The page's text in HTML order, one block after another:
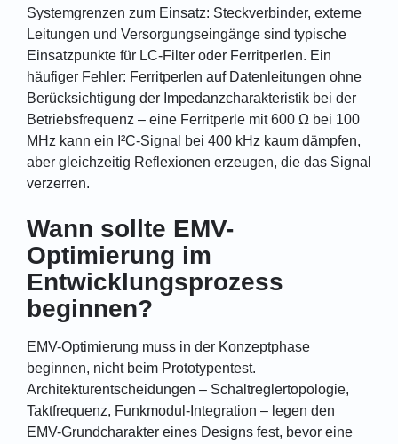
Systemgrenzen zum Einsatz: Steckverbinder, externe
Leitungen und Versorgungseingänge sind typische
Einsatzpunkte für LC-Filter oder Ferritperlen. Ein
häufiger Fehler: Ferritperlen auf Datenleitungen ohne
Berücksichtigung der Impedanzcharakteristik bei der
Betriebsfrequenz – eine Ferritperle mit 600 Ω bei 100
MHz kann ein I²C-Signal bei 400 kHz kaum dämpfen,
aber gleichzeitig Reflexionen erzeugen, die das Signal
verzerren.
Wann sollte EMV-
Optimierung im
Entwicklungsprozess
beginnen?
EMV-Optimierung muss in der Konzeptphase
beginnen, nicht beim Prototypentest.
Architekturentscheidungen – Schaltreglertopologie,
Taktfrequenz, Funkmodul-Integration – legen den
EMV-Grundcharakter eines Designs fest, bevor eine